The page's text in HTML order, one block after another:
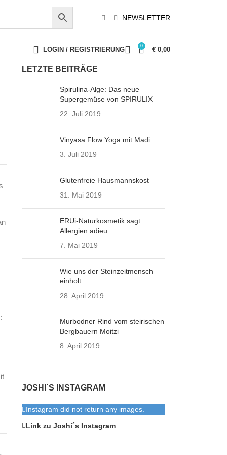
NEWSLETTER
LOGIN / REGISTRIERUNG
0
€ 0,00
LETZTE BEITRÄGE
Spirulina-Alge: Das neue
Supergemüse von SPIRULIX
22. Juli 2019
Vinyasa Flow Yoga mit Madi
3. Juli 2019
Glutenfreie Hausmannskost
31. Mai 2019
ERUi-Naturkosmetik sagt
Allergien adieu
7. Mai 2019
Wie uns der Steinzeitmensch
einholt
28. April 2019
Murbodner Rind vom steirischen
Bergbauern Moitzi
8. April 2019
JOSHI´S INSTAGRAM
Instagram did not return any images.
Link zu Joshi´s Instagram